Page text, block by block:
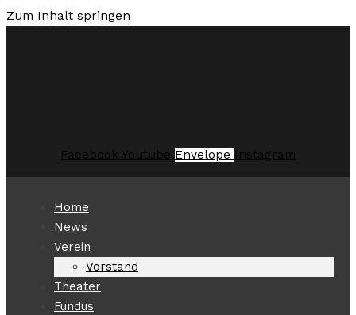
Zum Inhalt springen
Facebook Youtube Envelope Instagram
Home
News
Verein
Vorstand
Theater
Fundus